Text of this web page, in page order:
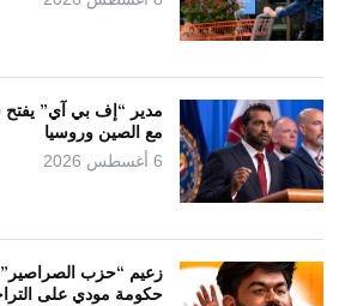
مدير “إف بي آي” يفتح
مع الصين وروسيا
6 أغسطس 2026
زعيم “حزب الصراصير”
حكومة مودي على